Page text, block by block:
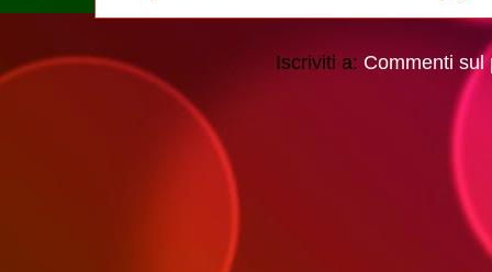
Iscriviti a: Commenti sul